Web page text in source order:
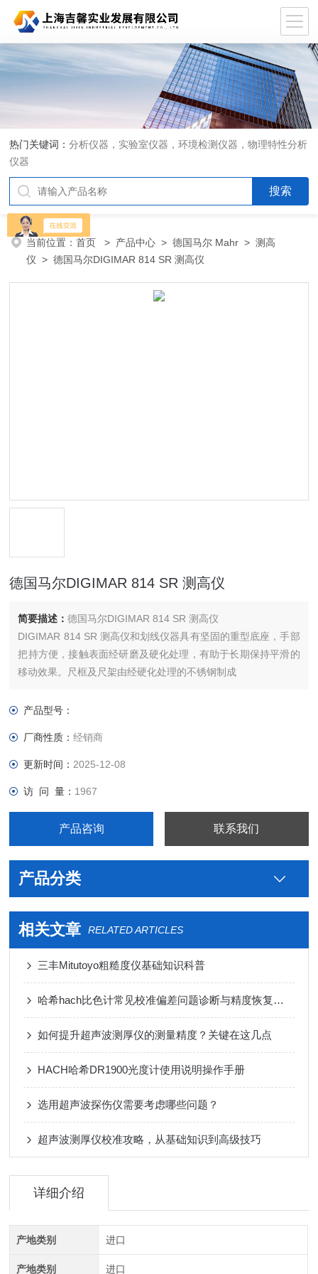
热门关键词：分析仪器，实验室仪器，环境检测仪器，物理特性分析
仪器
当前位置：首页 > 产品中心 >德国马尔 Mahr >测高
仪 > 德国马尔DIGIMAR 814 SR 测高仪
德国马尔DIGIMAR 814 SR 测高仪
简要描述：德国马尔DIGIMAR 814 SR 测高仪
DIGIMAR 814 SR 测高仪和划线仪器具有坚固的重型底座，手部
把持方便，接触表面经研磨及硬化处理，有助于长期保持平滑的
移动效果。尺框及尺架由经硬化处理的不锈钢制成
产品型号：
厂商性质：经销商
更新时间： 2025-12-08
访 问 量： 1967
产品咨询 联系我们
产品分类
相关文章 RELATED ARTICLES
三丰Mitutoyo粗糙度仪基础知识科普
哈希hach比色计常见校准偏差问题诊断与精度恢复技巧
如何提升超声波测厚仪的测量精度？关键在这几点
HACH哈希DR1900光度计使用说明操作手册
选用超声波探伤仪需要考虑哪些问题？
超声波测厚仪校准攻略，从基础知识到高级技巧
详细介绍
产地类别 进口
产地类别 进口